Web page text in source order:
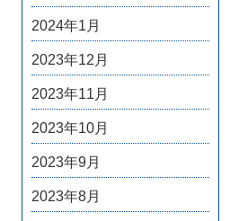
2024年1月
2023年12月
2023年11月
2023年10月
2023年9月
2023年8月